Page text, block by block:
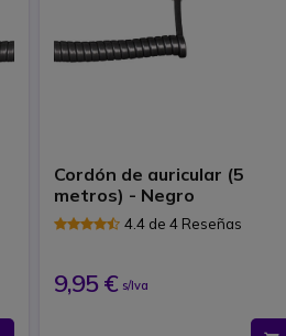
Cordón de auricular (5
metros) - Negro
4.4 de 4 Reseñas
9,95 € s/Iva